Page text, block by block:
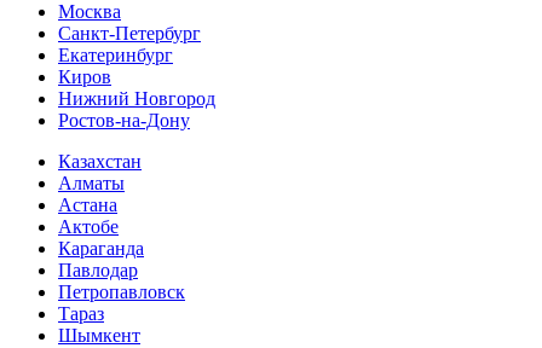
Москва
Санкт-Петербург
Екатеринбург
Киров
Нижний Новгород
Ростов-на-Дону
Казахстан
Алматы
Астана
Актобе
Караганда
Павлодар
Петропавловск
Тараз
Шымкент